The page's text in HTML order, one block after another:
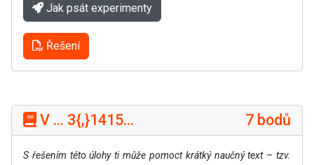
Jak psát experimenty
Řešení
V ... 3{,}1415... 7 bodů
S řešením této úlohy ti může pomoct krátký naučný text – tzv.